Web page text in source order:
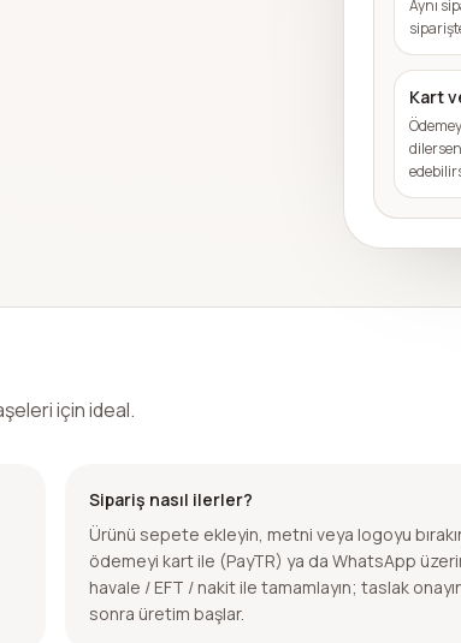
Aynı
Kart
için ideal.
Sipariş nasıl ilerler?
Ürünü sepete ekleyin, metni veya logoyu
ödemeyi kart ile (PayTR) ya da WhatsApp
havale / EFT / nakit ile tamamlayın; taslak
sonra üretim başlar.